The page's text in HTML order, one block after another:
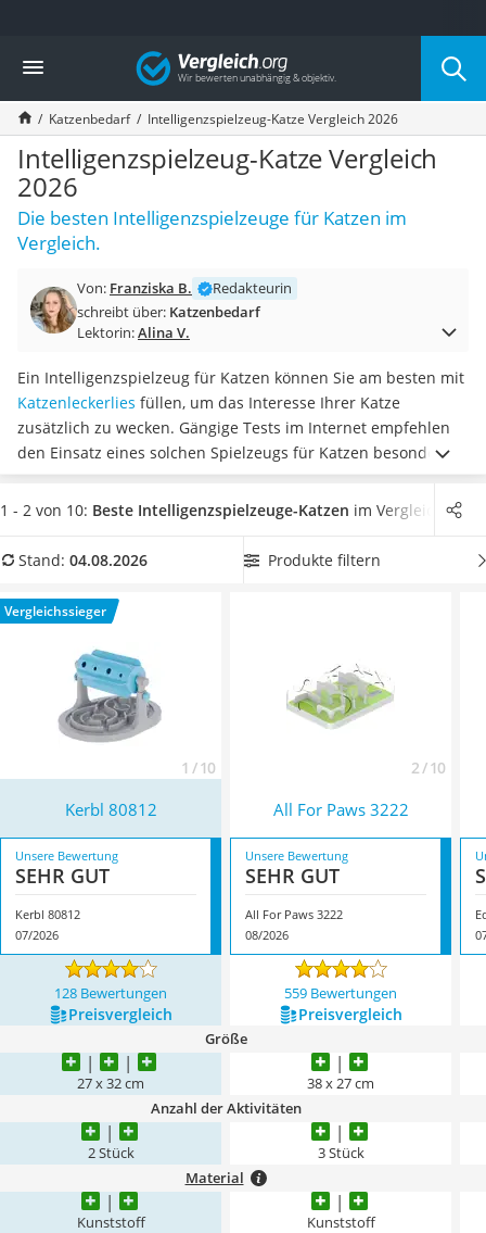
Die beliebtesten Vergleiche nach Kategorie
Drogerie
Inhalator
Haarschneider
Rollator
Braun Rasierer
Katzenklappe (Chip)
Rasierer
Masturbator
Epilierer
Reisehaartrockner
Magnesiumpräparat
Katzenklappe
Nackenmassagegerät
Zeckenschutz Katze
leichter Haartrockner
Schildkrötenhaus
Massagegerät
Service
Vergleich
Katzenbedarf Intelligenzspielzeug-Katze Vergleich 2026
Intelligenzspielzeug-Katze Vergleich
2026
Die besten Intelligenzspielzeuge für Katzen im
Vergleich.
Von: Franziska B.
Redakteurin
schreibt über: Katzenbedarf
Lektorin:Alina V.
Ein Intelligenzspielzeug für Katzen können Sie am besten mit
Katzenleckerlies füllen, um das Interesse Ihrer Katze
zusätzlich zu wecken. Gängige Tests im Internet empfehlen
den Einsatz eines solchen Spielzeugs für Katzen besonders
dann, wenn diese oftmals lange alleine zu Hause sind. Das
Intelligenzspielzeug stellt dann eine gute Beschäftigung dar,
Vergleichstabelle ein Intelligenzspielzeug für Katzen mit
mehreren Bereichen zu fördern. Überzeugt hat uns hier im
August 2026 besonders das Modell
Eigenschaften.
1 - 2 von 10: Beste Intelligenzspielzeuge-Katzen im Vergleich
Stand: 04.08.2026 Produkte filtern
Vergleichssieger
1 / 10 2 / 10
Kerbl 80812 All For Paws ‎3222
Unsere Bewertung
SEHR GUT
Kerbl 80812
07/2026
Unsere Bewertung
SEHR GUT
All For Paws ‎3222
08/2026
128 Bewertungen 559 Bewertungen
Preis­vergleich Preis­vergleich
Größe
27 x 32 cm ‎38 x 27 cm
Anzahl der Aktivitäten
2 Stück 3 Stück
Material
Kunststoff Kunststoff